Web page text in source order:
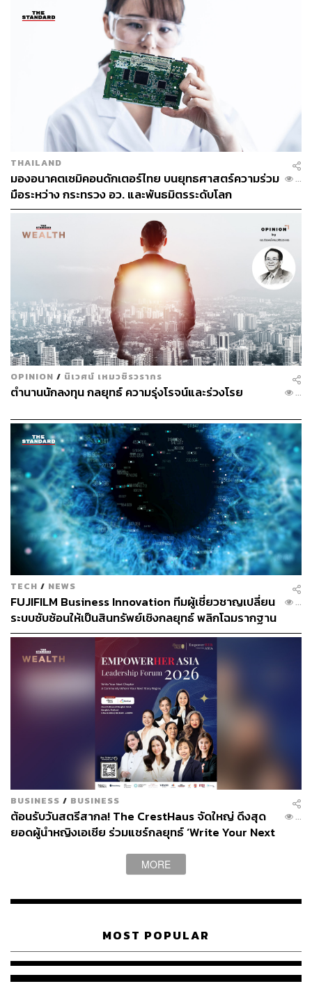
– พิชัย ชุณหวชิร รองนายกรัฐมนตรี และรัฐมนตรีว่าการ
– ดร.วิรไท สันติประภพ อดีตผู้ว่าการธนาคารแห่ง
THE STANDARD ECONOMIC FORUM 2024
📌 เปิดจำหน่ายบัตรแล้ววันนี้ที่ Zipevent (ติดตามรายละเอียด
ในคอมเมนต์)
พบกันวันที่ 13-15 พฤศจิกายน 2567 ณ พารากอน ฮอลล์ ชั้น
5 สยามพารากอน
#TheStandard #TheStandardEconomicForum2024
เปิดขุมกำลังและกลยุทธ์ของ 4 ขั้วอำนาจใหม่ เพื่ออ่านฉาก
ต่อไปของการเมืองไทย ประเมินเสถียรภาพรัฐบาล และเจาะ
ลึกโครงสร้างการบริหารจัดการของรัฐบาล แพทองธาร ชิน
วัตร
นี่คือเวทีที่จะมอบ Framework ช่วยมองการเมืองไทย พร้อม
ข้อมูลเชิงลึกจากทีมข่าว THE STANDARD ที่ตั้งใจรวบรวม
ข้อมูลมาให้ที่นี่ทีเดียว
THE STANDARD ECONOMIC FORUM 2024
📌 เปิดจำหน่ายบัตรแล้ววันนี้ที่ Zipevent (ติดตามรายละเอียด
ในคอมเมนต์)
พบกันวันที่ 13-15 พฤศจิกายน 2567 ณ พารากอน ฮอลล์ ชั้น
5 สยามพารากอน
#TheStandardEconomicForum2024
THAILAND
มองอนาคตเซมิคอนดักเตอร์ไทย บนยุทธศาสตร์ความร่วม
มือระหว่าง กระทรวง อว. และพันธมิตรระดับโลก
[Advertorial]
...
OPINION / นิเวศน์ เหมวชิรวรากร
ตำนานนักลงทุน กลยุทธ์ ความรุ่งโรจน์และร่วงโรย ...
TECH / NEWS
FUJIFILM Business Innovation ทีมผู้เชี่ยวชาญเปลี่ยน
ระบบซับซ้อนให้เป็นสินทรัพย์เชิงกลยุทธ์ พลิกโฉมรากฐาน
เพื่อขับเคลื่อนการเปลี่ยนแปลงโครงสร้างพื้นฐานองค์กร
(Ep.1) [ADVERTORIAL]
...
BUSINESS / BUSINESS
ต้อนรับวันสตรีสากล! The CrestHaus จัดใหญ่ ดึงสุด
ยอดผู้นำหญิงเอเชีย ร่วมแชร์กลยุทธ์ ‘Write Your Next
...
MORE
MOST POPULAR